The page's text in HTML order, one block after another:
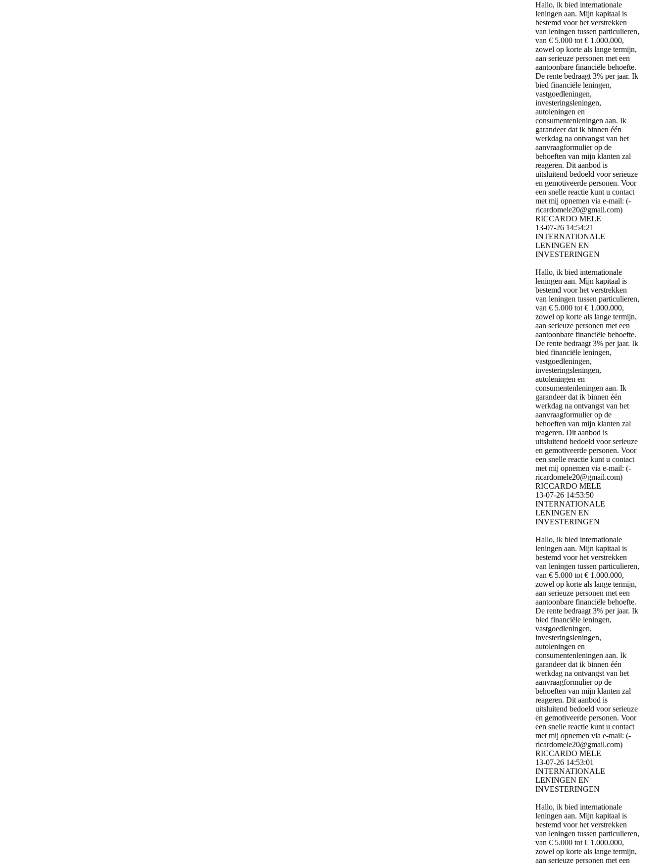
Hallo, ik bied internationale
leningen aan. Mijn kapitaal is
bestemd voor het verstrekken
van leningen tussen particulieren,
van € 5.000 tot € 1.000.000,
zowel op korte als lange termijn,
aan serieuze personen met een
aantoonbare financiële behoefte.
De rente bedraagt ​​3% per jaar. Ik
bied financiële leningen,
vastgoedleningen,
investeringsleningen,
autoleningen en
consumentenleningen aan. Ik
garandeer dat ik binnen één
werkdag na ontvangst van het
aanvraagformulier op de
behoeften van mijn klanten zal
reageren. Dit aanbod is
uitsluitend bedoeld voor serieuze
en gemotiveerde personen. Voor
een snelle reactie kunt u contact
met mij opnemen via e-mail: (­
ricardomele20@­gmail.­com)­
RICCARDO MELE
13-07-26 14:54:21
INTERNATIONALE
LENINGEN EN
INVESTERINGEN
Hallo, ik bied internationale
leningen aan. Mijn kapitaal is
bestemd voor het verstrekken
van leningen tussen particulieren,
van € 5.000 tot € 1.000.000,
zowel op korte als lange termijn,
aan serieuze personen met een
aantoonbare financiële behoefte.
De rente bedraagt ​​3% per jaar. Ik
bied financiële leningen,
vastgoedleningen,
investeringsleningen,
autoleningen en
consumentenleningen aan. Ik
garandeer dat ik binnen één
werkdag na ontvangst van het
aanvraagformulier op de
behoeften van mijn klanten zal
reageren. Dit aanbod is
uitsluitend bedoeld voor serieuze
en gemotiveerde personen. Voor
een snelle reactie kunt u contact
met mij opnemen via e-mail: (­
ricardomele20@­gmail.­com)­
RICCARDO MELE
13-07-26 14:53:50
INTERNATIONALE
LENINGEN EN
INVESTERINGEN
Hallo, ik bied internationale
leningen aan. Mijn kapitaal is
bestemd voor het verstrekken
van leningen tussen particulieren,
van € 5.000 tot € 1.000.000,
zowel op korte als lange termijn,
aan serieuze personen met een
aantoonbare financiële behoefte.
De rente bedraagt ​​3% per jaar. Ik
bied financiële leningen,
vastgoedleningen,
investeringsleningen,
autoleningen en
consumentenleningen aan. Ik
garandeer dat ik binnen één
werkdag na ontvangst van het
aanvraagformulier op de
behoeften van mijn klanten zal
reageren. Dit aanbod is
uitsluitend bedoeld voor serieuze
en gemotiveerde personen. Voor
een snelle reactie kunt u contact
met mij opnemen via e-mail: (­
ricardomele20@­gmail.­com)­
RICCARDO MELE
13-07-26 14:53:01
INTERNATIONALE
LENINGEN EN
INVESTERINGEN
Hallo, ik bied internationale
leningen aan. Mijn kapitaal is
bestemd voor het verstrekken
van leningen tussen particulieren,
van € 5.000 tot € 1.000.000,
zowel op korte als lange termijn,
aan serieuze personen met een